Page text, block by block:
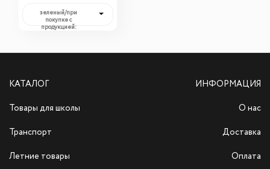
кровати Nuovita
Формула 2 (2
предмет...
зеленый/при
покупке с
продукцией:
КАТАЛОГ
Товары для школы
Транспорт
Летние товары
ИНФОРМАЦИЯ
О нас
Доставка
Оплата